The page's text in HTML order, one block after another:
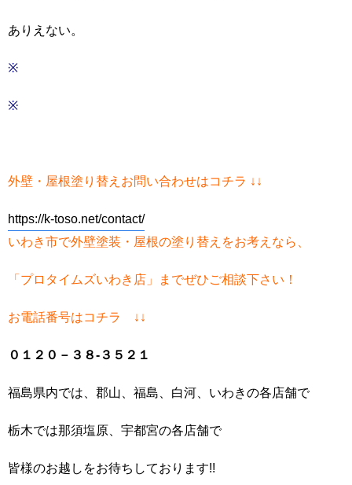
ありえない。
※
※
外壁・屋根塗り替えお問い合わせはコチラ ↓↓
https://k-toso.net/contact/
いわき市で外壁塗装・屋根の塗り替えをお考えなら、
「プロタイムズいわき店」までぜひご相談下さい！
お電話番号はコチラ ↓↓
０１２０－３８-３５２１
福島県内では、郡山、福島、白河、いわきの各店舗で
栃木では那須塩原、宇都宮の各店舗で
皆様のお越しをお待ちしております!!